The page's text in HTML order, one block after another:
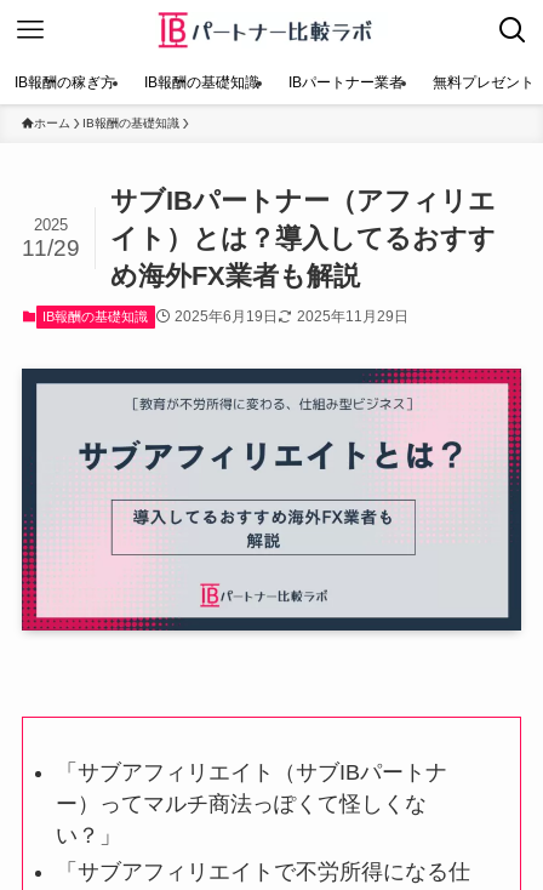
IB報酬の稼ぎ方 IB報酬の基礎知識 IBパートナー業者 無料プレゼント
ホーム IB報酬の基礎知識
サブIBパートナー（アフィリエ
イト）とは？導入してるおすす
め海外FX業者も解説
2025
11/29
IB報酬の基礎知識 2025年6月19日 2025年11月29日
「サブアフィリエイト（サブIBパートナ
ー）ってマルチ商法っぽくて怪しくな
い？」
「サブアフィリエイトで不労所得になる仕